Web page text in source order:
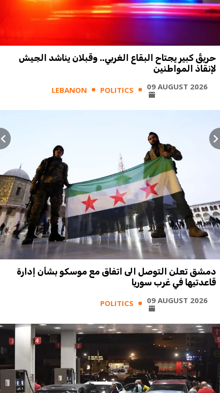
حريقٌ كبير يجتاح البقاع الغربي.. وقبلان يناشد الجيش
لإنقاذ المواطنين
LEBANON POLITICS 09 AUGUST 2026
دمشق تعلن التوصل الى اتفاق مع موسكو بشأن إدارة
قاعدتيها في غرب سوريا
POLITICS 09 AUGUST 2026